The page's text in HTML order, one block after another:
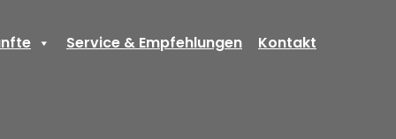
Service & Empfehlungen Kontakt